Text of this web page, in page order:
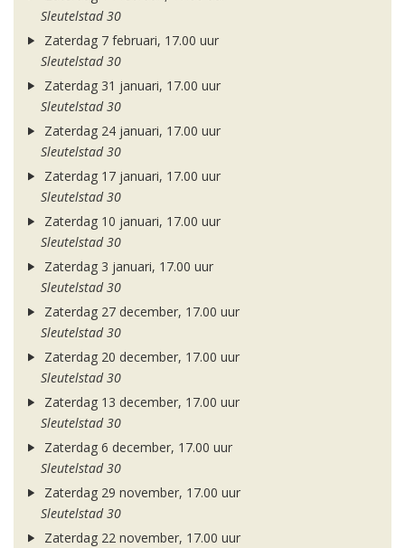
Sleutelstad 30
Zaterdag 7 februari, 17.00 uur
Sleutelstad 30
Zaterdag 31 januari, 17.00 uur
Sleutelstad 30
Zaterdag 24 januari, 17.00 uur
Sleutelstad 30
Zaterdag 17 januari, 17.00 uur
Sleutelstad 30
Zaterdag 10 januari, 17.00 uur
Sleutelstad 30
Zaterdag 3 januari, 17.00 uur
Sleutelstad 30
Zaterdag 27 december, 17.00 uur
Sleutelstad 30
Zaterdag 20 december, 17.00 uur
Sleutelstad 30
Zaterdag 13 december, 17.00 uur
Sleutelstad 30
Zaterdag 6 december, 17.00 uur
Sleutelstad 30
Zaterdag 29 november, 17.00 uur
Sleutelstad 30
Zaterdag 22 november, 17.00 uur